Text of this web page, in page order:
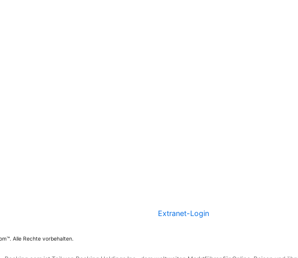
Extranet-Login
Alle Rechte vorbehalten.